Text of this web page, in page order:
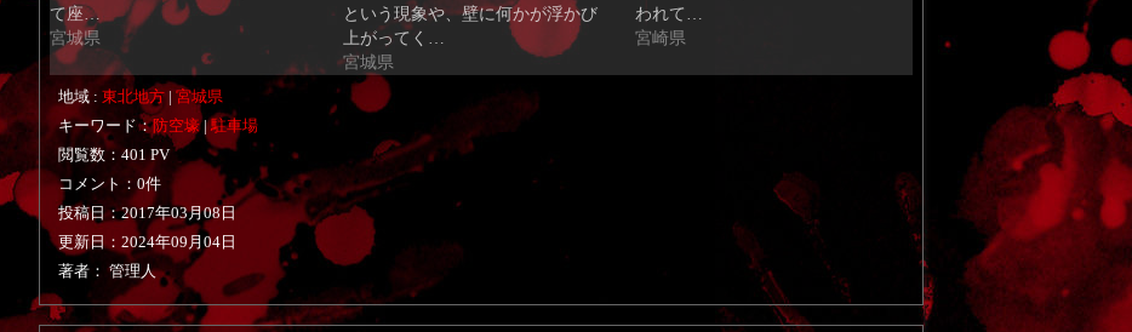
て座…
宮城県
という現象や、壁に何かが浮かび
上がってく…
宮城県
われて…
宮崎県
地域 : 東北地方| 宮城県
キーワード：防空壕|駐車場
閲覧数：401 PV
コメント：0件
投稿日：2017年03月08日
更新日： 2024年09月04日
著者： 管理人